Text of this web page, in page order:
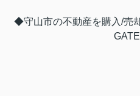
◆守山市の不動産を購入/売